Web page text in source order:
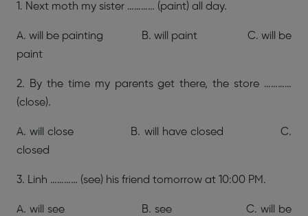
1. Next moth my sister ………… (paint) all day.
A. will be painting B. will paint C. will be
paint
2. By the time my parents get there, the store …………
(close).
A. will close B. will have closed C.
closed
3. Linh ………… (see) his friend tomorrow at 10:00 PM.
A. will see B. see C. will be